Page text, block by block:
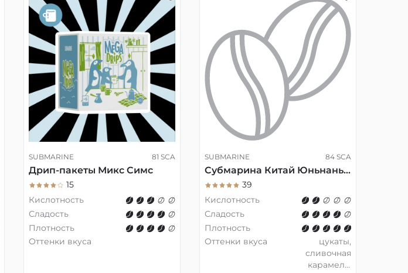
SUBMARINE 81 SCA
Дрип-пакеты Микс Симс
15
Кислотность
Сладость
Плотность
Оттенки вкуса
SUBMARINE 84 SCA
Субмарина Китай Юньнань Milk, эспрессо, 200 гр
39
Кислотность
Сладость
Плотность
Оттенки вкуса
цукаты,
сливочная
карамель,